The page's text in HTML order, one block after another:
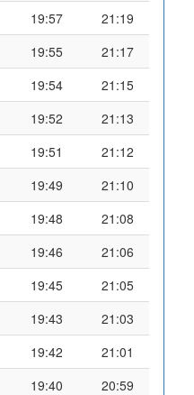
19:57
21:19
19:55
21:17
19:54
21:15
19:52
21:13
19:51
21:12
19:49
21:10
19:48
21:08
19:46
21:06
19:45
21:05
19:43
21:03
19:42
21:01
19:40
20:59